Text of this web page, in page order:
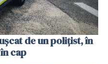
de un polițist, în
cap